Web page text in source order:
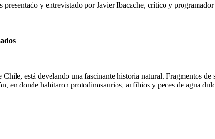
y entrevistado por Javier Ibacache, crítico y programador
está develando una fascinante historia natural. Fragmentos
en donde habitaron protodinosaurios, anfibios y peces de agua